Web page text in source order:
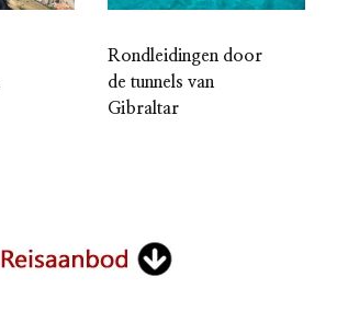
Rondleidingen door
de tunnels van
Gibraltar